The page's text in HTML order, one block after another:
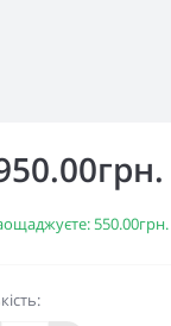
550.00грн.